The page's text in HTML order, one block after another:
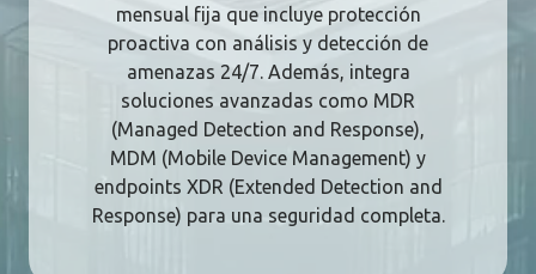
mensual fija que incluye protección
proactiva con análisis y detección de
amenazas 24/7. Además, integra
soluciones avanzadas como MDR
(Managed Detection and Response),
MDM (Mobile Device Management) y
endpoints XDR (Extended Detection and
Response) para una seguridad completa.